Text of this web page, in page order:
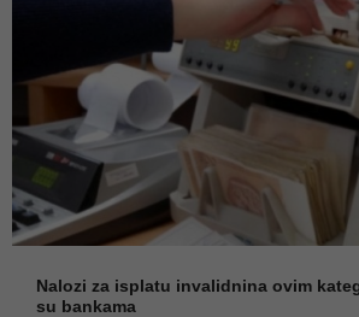
Nalozi za isplatu invalidnina ovim
su bankama